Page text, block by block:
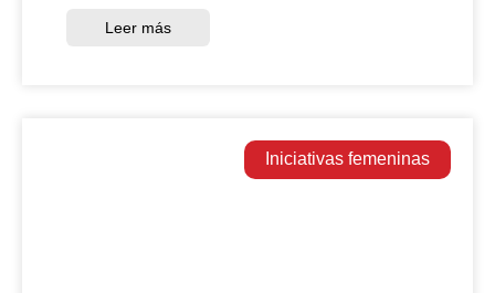
Leer más
Iniciativas femeninas